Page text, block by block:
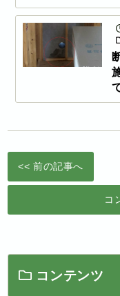
<< 前の記事へ
コ
コンテンツ